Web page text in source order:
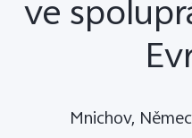
ve
Mnichov,